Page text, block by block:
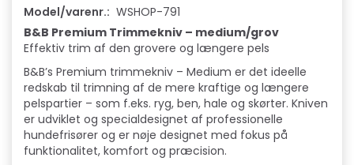
Model/varenr.: WSHOP-791
B&B Premium Trimmekniv – medium/grov
Effektiv trim af den grovere og længere pels
B&B’s Premium trimmekniv – Medium er det ideelle
redskab til trimning af de mere kraftige og længere
pelspartier – som f.eks. ryg, ben, hale og skørter. Kniven
er udviklet og specialdesignet af professionelle
hundefrisører og er nøje designet med fokus på
funktionalitet, komfort og præcision.